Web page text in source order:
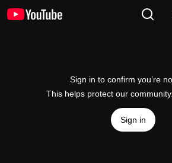
Sign in to confirm you’re
This helps protect our community.
Sign in